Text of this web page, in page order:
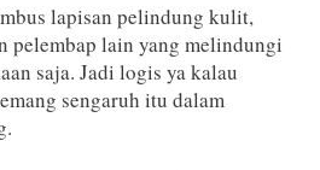
lapisan pelindung kulit,
pelembap lain yang melindungi
saja. Jadi logis ya kalau
sengaruh itu dalam